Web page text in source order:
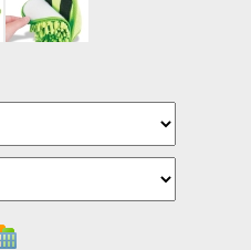
Ajouter au panier